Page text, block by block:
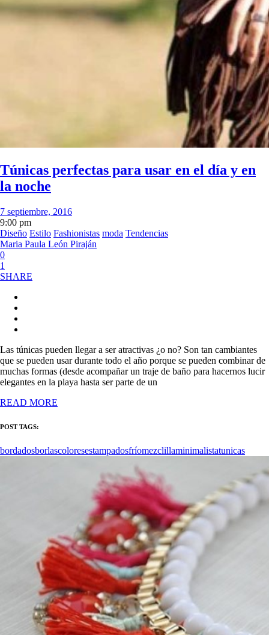
Túnicas perfectas para usar en el día y en
la noche
7 septiembre, 2016
9:00 pm
Diseño Estilo Fashionistas moda Tendencias
Maria Paula León Piraján
0
1
SHARE
Las túnicas pueden llegar a ser atractivas ¿o no? Son tan cambiantes
que se pueden usar durante todo el año porque se pueden combinar de
muchas formas (desde acompañar un traje de baño para hacernos lucir
elegantes en la playa hasta ser parte de un
READ MORE
POST TAGS:
bordadosborlascoloresestampadosfríomezclillaminimalistatunicas